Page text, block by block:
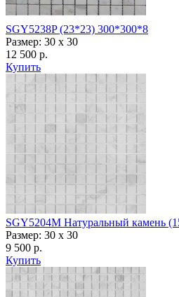
SGY5238P (23*23) 300*300*8
Размер: 30 x 30
12 500 р.
Купить
SGY5204M Натуральный камень
Размер: 30 x 30
9 500 р.
Купить